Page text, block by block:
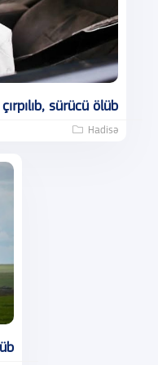
sürücü ölüb
Hadisə